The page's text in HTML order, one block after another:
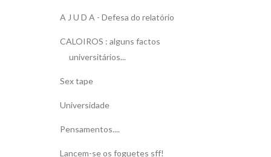
A J U D A - Defesa do relatório
CALOIROS : alguns factos
universitários...
Sex tape
Universidade
Pensamentos....
Lancem-se os foguetes sff!